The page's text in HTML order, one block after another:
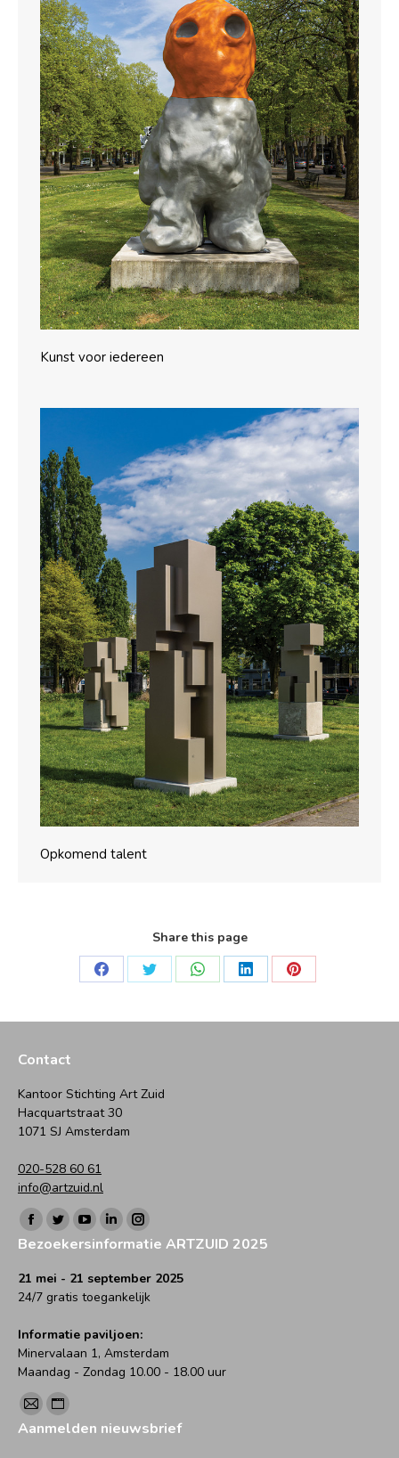
Kunst voor iedereen
Opkomend talent
Share this page
Deel
Deel
Deel
Deel
Deel
Contact
Kantoor Stichting Art Zuid
Hacquartstraat 30
1071 SJ Amsterdam
020-528 60 61
info@artzuid.nl
Vind ons op:
Facebook
page
opens
in
window
Twitter
page
opens
in
window
YouTube
page
opens
in
window
Linkedin
page
opens
in
window
Instagram
page
opens
in
window
Bezoekersinformatie ARTZUID 2025
21 mei - 21 september 2025
24/7 gratis toegankelijk
Informatie paviljoen:
Minervalaan 1, Amsterdam
Maandag - Zondag 10.00 - 18.00 uur
Vind ons op:
Mail
page
Website
page
Aanmelden nieuwsbrief